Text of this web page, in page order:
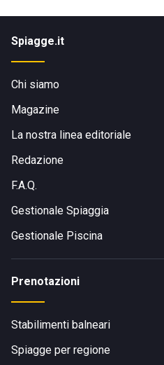
Spiagge.it
Chi siamo
Magazine
La nostra linea editoriale
Redazione
F.A.Q.
Gestionale Spiaggia
Gestionale Piscina
Prenotazioni
Stabilimenti balneari
Spiagge per regione